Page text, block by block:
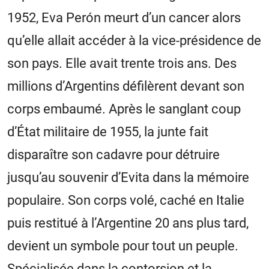
1952, Eva Perón meurt d’un cancer alors
qu’elle allait accéder à la vice-présidence de
son pays. Elle avait trente trois ans. Des
millions d’Argentins défilèrent devant son
corps embaumé. Après le sanglant coup
d’État militaire de 1955, la junte fait
disparaître son cadavre pour détruire
jusqu’au souvenir d’Evita dans la mémoire
populaire. Son corps volé, caché en Italie
puis restitué à l’Argentine 20 ans plus tard,
devient un symbole pour tout un peuple.